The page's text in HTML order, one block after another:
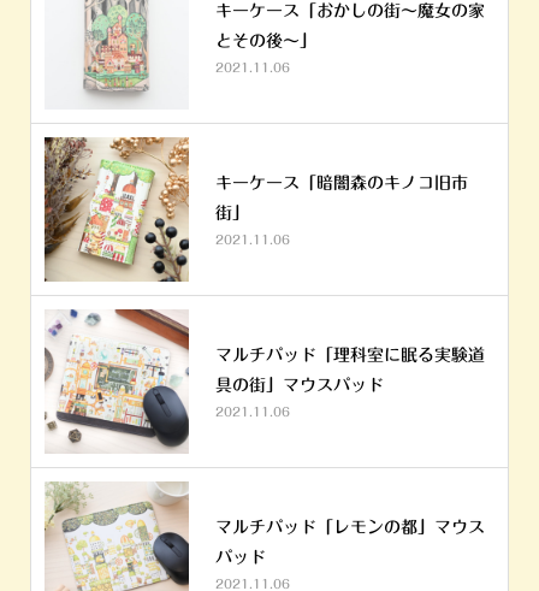
キーケース「おかしの街～魔女の家
とその後～」
2021.11.06
キーケース「暗闇森のキノコ旧市
街」
2021.11.06
マルチパッド「理科室に眠る実験道
具の街」マウスパッド
2021.11.06
マルチパッド「レモンの都」マウス
パッド
2021.11.06